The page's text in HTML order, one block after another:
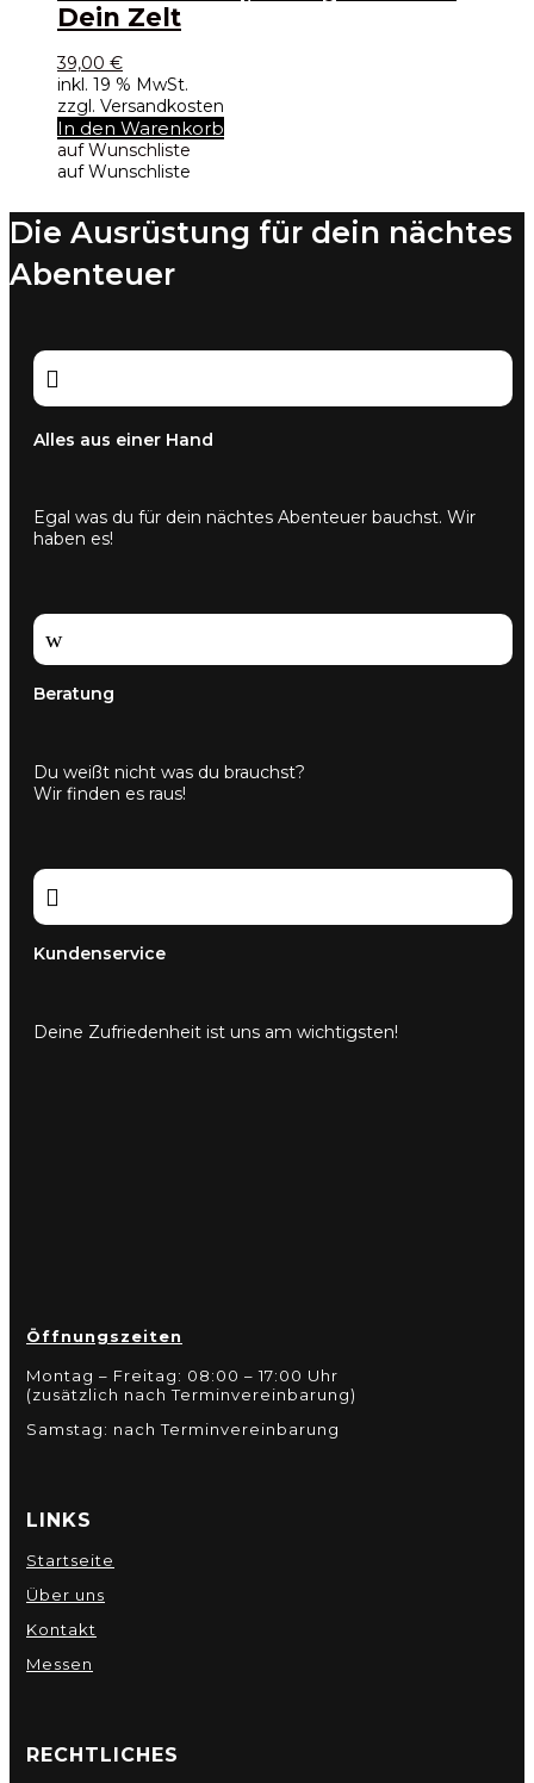
Dein Zelt
39,00 €
inkl. 19 % MwSt.
zzgl. Versandkosten
In den Warenkorb
auf Wunschliste
auf Wunschliste
Die Ausrüstung für dein nächtes
Abenteuer

Alles aus einer Hand
Egal was du für dein nächtes Abenteuer bauchst. Wir
haben es!
w
Beratung
Du weißt nicht was du brauchst?
Wir finden es raus!

Kundenservice
Deine Zufriedenheit ist uns am wichtigsten!
Öffnungszeiten
Montag – Freitag: 08:00 – 17:00 Uhr
(zusätzlich nach Terminvereinbarung)
Samstag: nach Terminvereinbarung
LINKS
Startseite
Über uns
Kontakt
Messen
RECHTLICHES